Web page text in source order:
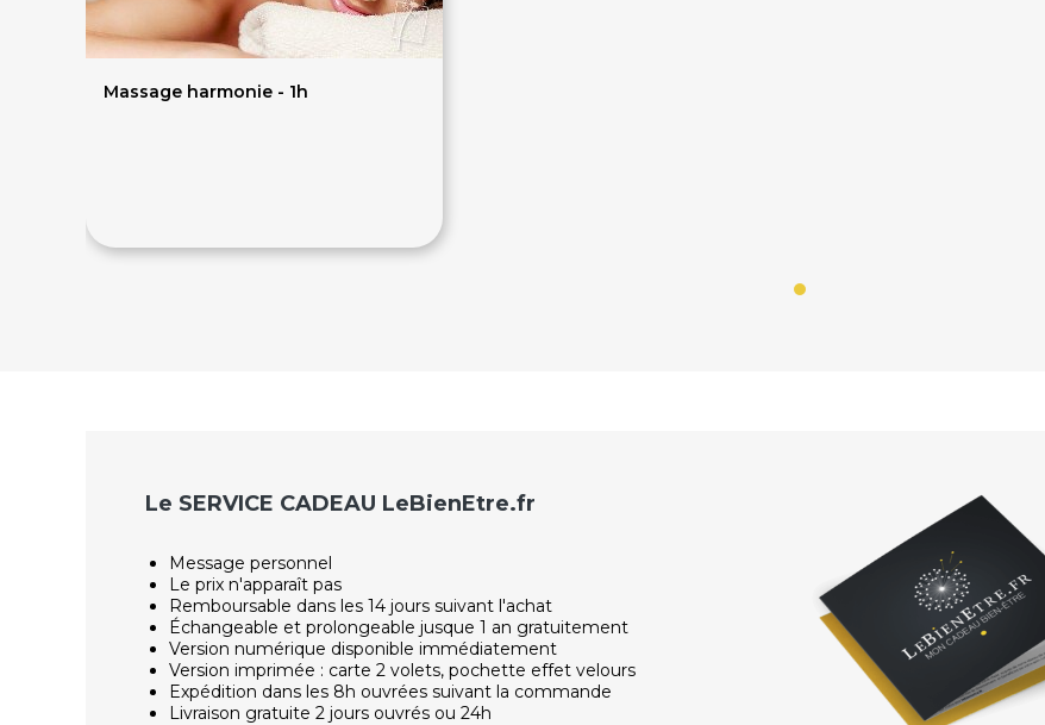
Massage harmonie - 1h
Le SERVICE CADEAU LeBienEtre.fr
Message personnel
Le prix n'apparaît pas
Remboursable dans les 14 jours suivant l'achat
Échangeable et prolongeable jusque 1 an gratuitement
Version numérique disponible immédiatement
Version imprimée : carte 2 volets, pochette effet velours
Expédition dans les 8h ouvrées suivant la commande
Livraison gratuite 2 jours ouvrés ou 24h